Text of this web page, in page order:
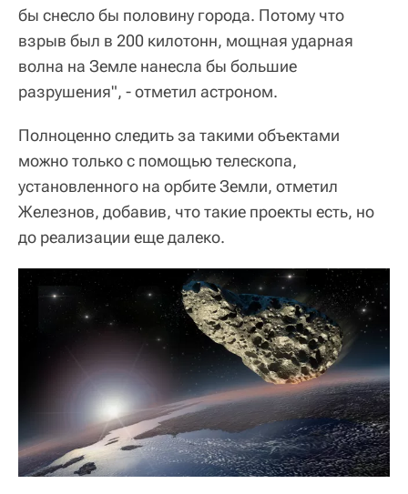
бы снесло бы половину города. Потому что
взрыв был в 200 килотонн, мощная ударная
волна на Земле нанесла бы большие
разрушения", - отметил астроном.
Полноценно следить за такими объектами
можно только с помощью телескопа,
установленного на орбите Земли, отметил
Железнов, добавив, что такие проекты есть, но
до реализации еще далеко.